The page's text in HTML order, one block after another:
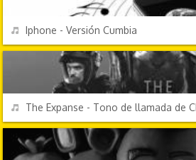
REPRODUCIR
Iphone - Versión Cumbia
REPRODUCIR
The Expanse - Tono de llamada de